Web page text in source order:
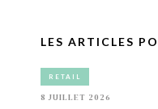
LES ARTICLES
RETAIL
8 JUILLET 2026